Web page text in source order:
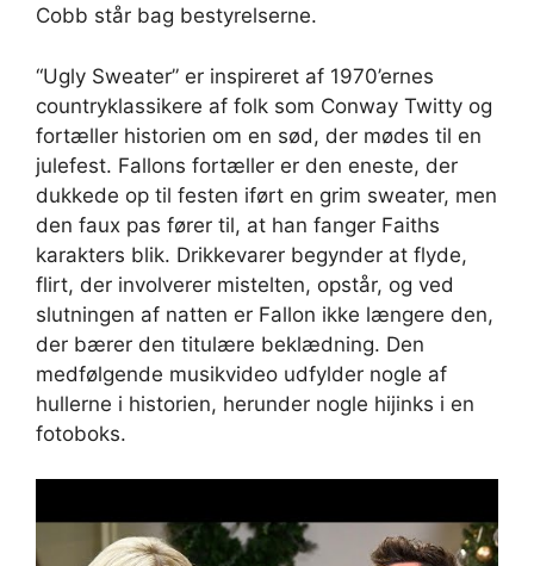
Cobb står bag bestyrelserne.
“Ugly Sweater” er inspireret af 1970’ernes
countryklassikere af folk som Conway Twitty og
fortæller historien om en sød, der mødes til en
julefest. Fallons fortæller er den eneste, der
dukkede op til festen iført en grim sweater, men
den faux pas fører til, at han fanger Faiths
karakters blik. Drikkevarer begynder at flyde,
flirt, der involverer mistelten, opstår, og ved
slutningen af ​​natten er Fallon ikke længere den,
der bærer den titulære beklædning. Den
medfølgende musikvideo udfylder nogle af
hullerne i historien, herunder nogle hijinks i en
fotoboks.